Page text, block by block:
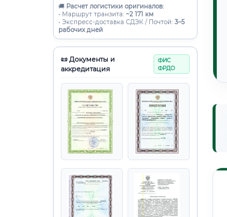
🚚 Расчет логистики оригиналов:
• Маршрут транзита: ~2 171 км
• Экспресс-доставка СДЭК / Почтой: 3–5
рабочих дней
📜 Документы и
аккредитация
ФИС
ФРДО